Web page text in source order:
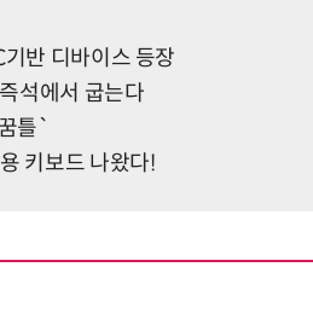
반 디바이스 등장
석에서 굽는다
틀`
키보드 나왔다!